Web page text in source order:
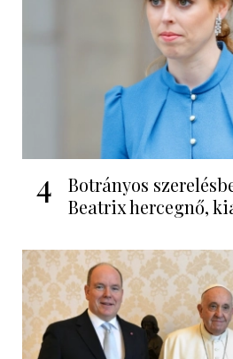
4
Botrányos
Beatrix hercegnő,